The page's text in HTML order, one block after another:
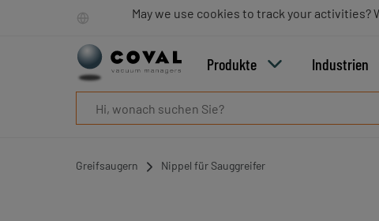
Produkte Industrien
Greifsaugern Nippel für Sauggreifer
Industrien
Technologien
Ressourcen
May we use cookies to track your activities?